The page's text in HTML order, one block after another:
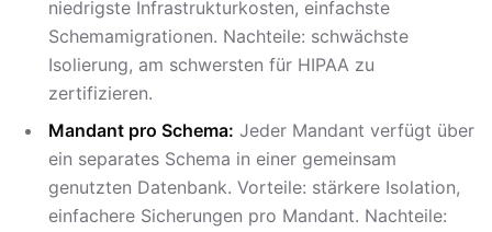
niedrigste Infrastrukturkosten, einfachste
Schemamigrationen. Nachteile: schwächste
Isolierung, am schwersten für HIPAA zu
zertifizieren.
Mandant pro Schema: Jeder Mandant verfügt über
ein separates Schema in einer gemeinsam
genutzten Datenbank. Vorteile: stärkere Isolation,
einfachere Sicherungen pro Mandant. Nachteile: